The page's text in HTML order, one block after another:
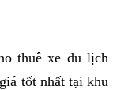
thuê xe du lịch
tốt nhất tại khu